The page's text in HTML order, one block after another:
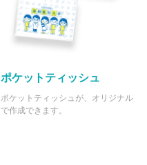
ポケットティッシュ
ポケットティッシュが、オリジナル
で作成できます。